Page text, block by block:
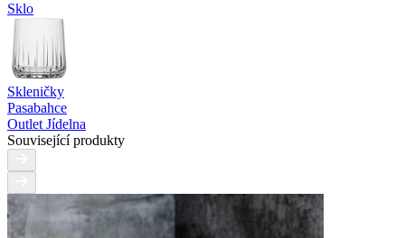
Sklo
Skleničky
Pasabahce
Outlet Jídelna
Související produkty